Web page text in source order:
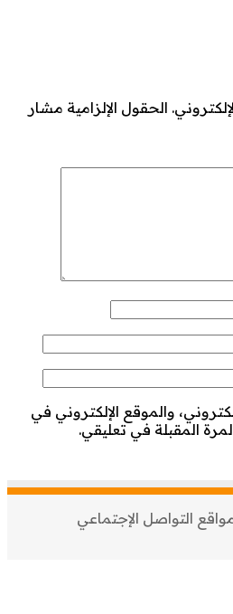
الحقول الإلزامية مشار
والموقع الإلكتروني في
المقبلة في تعليقي.
التواصل الإجتماعي